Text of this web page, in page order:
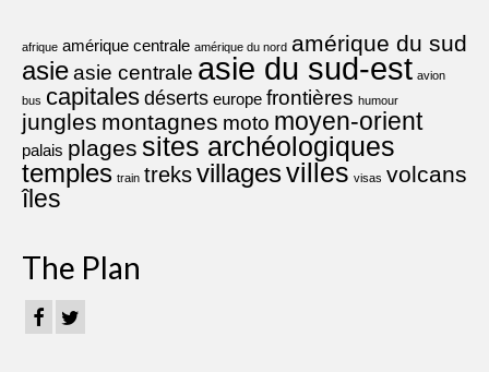
afrique amérique centrale amérique du nord amérique du sud
asieasie centrale asie du sud-est avion
bus capitales déserts europe frontières humour
jungles montagnes moto moyen-orient
palais plages sites archéologiques
temples train treksvillagesvilles visas volcans
îles
The Plan